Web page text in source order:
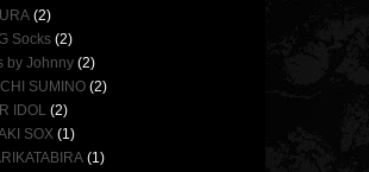
(2)
Socks (2)
by Johnny (2)
SUMINO (2)
IDOL (2)
SOX (1)
(1)